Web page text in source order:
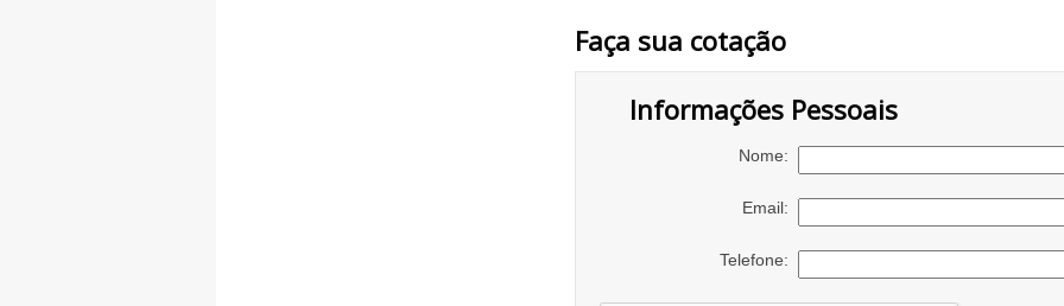
Faça sua cotação
Informações Pessoais
Nome:
Email:
Telefone: